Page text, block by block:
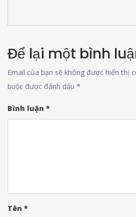
Để lại một bình
Email của bạn sẽ không được hiển thị
buộc được đánh dấu *
Bình luận *
Tên *